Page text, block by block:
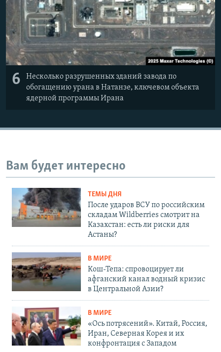
6
Несколько разрушенных зданий завода по
обогащению урана в Натанзе, ключевом объекта
ядерной программы Ирана
Вам будет интересно
ТЕМЫ ДНЯ
После ударов ВСУ по российским
складам Wildberries смотрит на
Казахстан: есть ли риски для
Астаны?
В МИРЕ
Кош-Тепа: спровоцирует ли
афганский канал водный кризис
в Центральной Азии?
В МИРЕ
«Ось потрясений». Китай, Россия,
Иран, Северная Корея и их
конфронтация с Западом